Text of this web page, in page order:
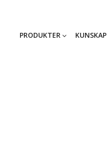
PRODUKTER KUNSKAP